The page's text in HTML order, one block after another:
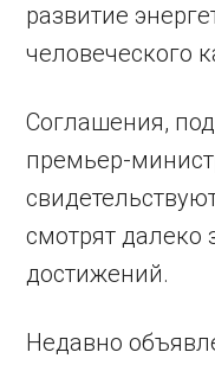
развитие
человеческого
Соглашения,
премьер-
смотрят
достижений.
Недавно